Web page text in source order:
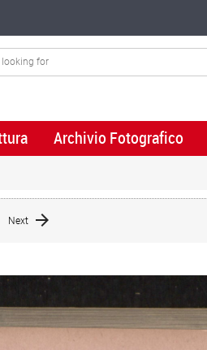
Archivio Fotografico
Next